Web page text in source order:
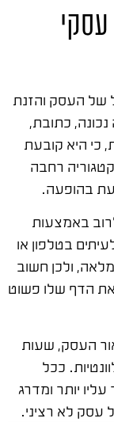
של העסק והזנת
כתובת,
כי היא קובעת
רחבה
בהופעה.
באמצעות
בטלפון או
ולכן חשוב
הדף שלו פשוט
העסק, שעות
ככל
יותר ומדרג
עסק לא רציני.